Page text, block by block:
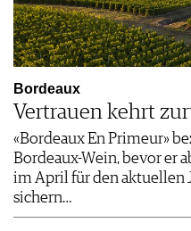
Bordeaux
Vertrauen kehrt
«Bordeaux En Primeur»
Bordeaux-Wein, bevor er
im April für den aktuellen
sichern…